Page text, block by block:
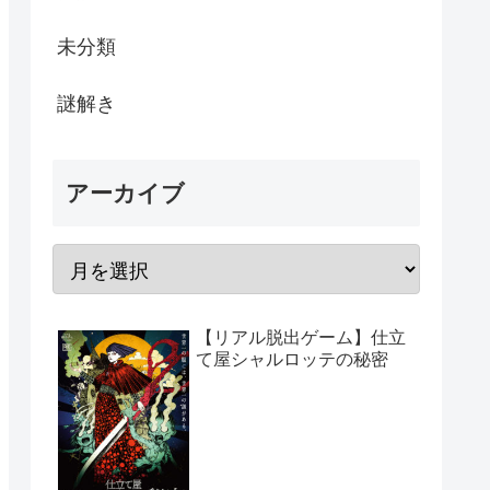
未分類
謎解き
アーカイブ
【リアル脱出ゲーム】仕立
て屋シャルロッテの秘密